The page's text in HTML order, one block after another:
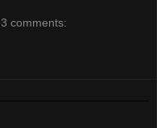
3 comments: